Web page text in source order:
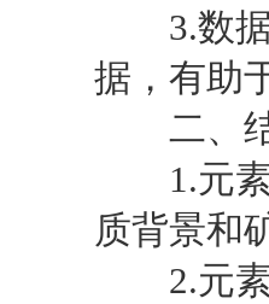
3.数据
据，有助
二、结
1.元素
质背景和
2.元素